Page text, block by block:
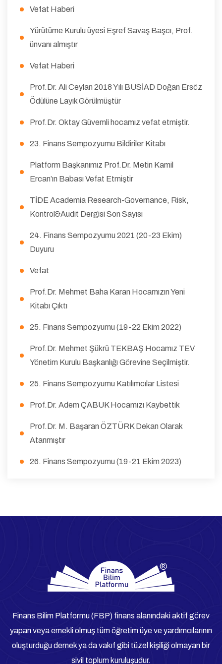
Vefat Haberi
Yürütüme Kurulu üyesi Eşref Savaş Başcı, Prof.
ünvanı almıştır
Vefat Haberi
Prof.Dr. Ali Ceylan 2018 Yılı BUSİAD Doğan Ersöz
Ödülüne Layık Görülmüştür
Prof.Dr. Oktay Güvemli hocamız vefat etmiştir.
23. Finans Sempozyumu Bildiriler Kitabı
Platform Başkanımız Prof.Dr. Metin Kamil
Ercan’ın Babası Vefat Etmiştir
TİDE Academia Research-Governance, Risk,
Kontrol&Audit Dergisi Son Sayısı
24. Finans Sempozyumu 2021 (20-23 Ekim)
Duyuru
Vefat
Prof.Dr. Mehmet Baha Karan Hocamızın Yeni
Kitabı Çıktı
25. Finans Sempozyumu (19-22 Ekim 2022)
Prof.Dr. Mehmet Şükrü TEKBAŞ Hocamız TEV
Yönetim Kurulu Başkanlığı Görevine Seçilmiştir.
25. Finans Sempozyumu Katılımcılar Listesi
Prof.Dr. Adem ÇABUK Hocamızı Kaybettik
Prof.Dr. M. Başaran ÖZTÜRK Dekan Olarak
Atanmıştır
26. Finans Sempozyumu (19-21 Ekim 2023)
Finans Bilim Platformu (FBP) finans alanındaki aktif görev
yapan veya emekli olmuş tüm öğretim üye ve yardımcılarının
oluşturduğu dernek ya da vakıf gibi tüzel kişiliği olmayan bir
sivil toplum kuruluşudur.